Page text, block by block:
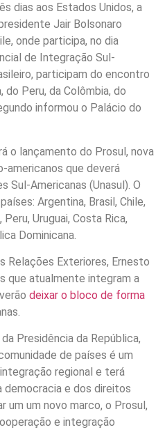
dias aos Estados Unidos, a
Jair Bolsonaro
onde participa, no dia
de Integração Sul-
participam do encontro
Peru, da Colômbia, do
informou o Palácio do
o lançamento do Prosul, nova
americanos que deverá
Sul-Americanas (Unasul). O
Argentina, Brasil, Chile,
Uruguai, Costa Rica,
Dominicana.
Relações Exteriores, Ernesto
que atualmente integram a
deixar o bloco de forma
Presidência da República,
de países é um
regional e terá
e dos direitos
um um novo marco, o Prosul,
e integração